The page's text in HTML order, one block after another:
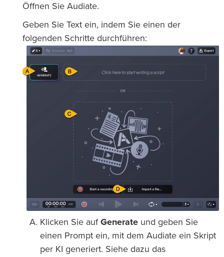
Öffnen Sie Audiate.
Geben Sie Text ein, indem Sie einen der
folgenden Schritte durchführen:
Klicken Sie auf Generate und geben Sie
einen Prompt ein, mit dem Audiate ein Skript
per KI generiert. Siehe dazu das